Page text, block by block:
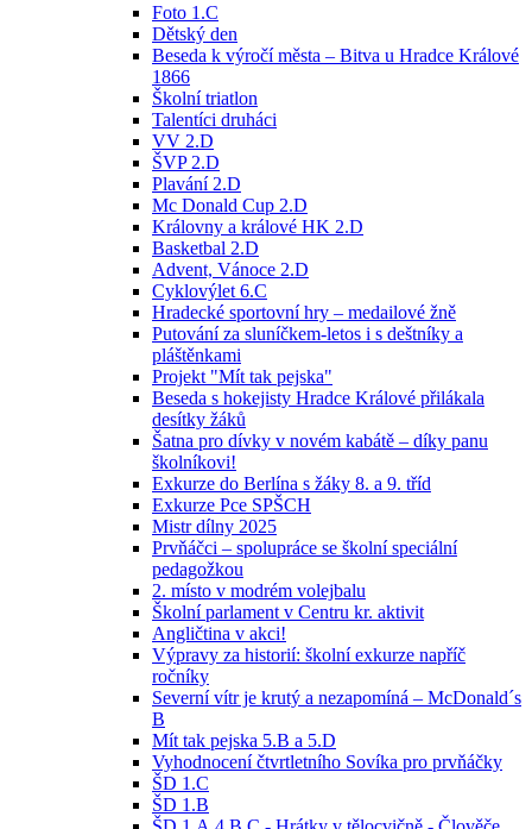
Foto 1.C
Dětský den
Beseda k výročí města – Bitva u Hradce Králové
1866
Školní triatlon
Talentíci druháci
VV 2.D
ŠVP 2.D
Plavání 2.D
Mc Donald Cup 2.D
Královny a králové HK 2.D
Basketbal 2.D
Advent, Vánoce 2.D
Cyklovýlet 6.C
Hradecké sportovní hry – medailové žně
Putování za sluníčkem-letos i s deštníky a
pláštěnkami
Projekt "Mít tak pejska"
Beseda s hokejisty Hradce Králové přilákala
desítky žáků
Šatna pro dívky v novém kabátě – díky panu
školníkovi!
Exkurze do Berlína s žáky 8. a 9. tříd
Exkurze Pce SPŠCH
Mistr dílny 2025
Prvňáčci – spolupráce se školní speciální
pedagožkou
2. místo v modrém volejbalu
Školní parlament v Centru kr. aktivit
Angličtina v akci!
Výpravy za historií: školní exkurze napříč
ročníky
Severní vítr je krutý a nezapomíná – McDonald´s
B
Mít tak pejska 5.B a 5.D
Vyhodnocení čtvrtletního Sovíka pro prvňáčky
ŠD 1.C
ŠD 1.B